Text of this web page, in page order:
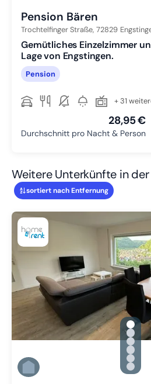
Pension Bären
Trochtelfinger Straße, 72829
Gemütliches Einzelzimmer
Lage von Engstingen.
Pension
+ 31
28,95 €
Durchschnitt pro Nacht & Person
Weitere Unterkünfte in der
sortiert nach Entfernung
Zu
Zu
Zu
Zu
Zu
Zu